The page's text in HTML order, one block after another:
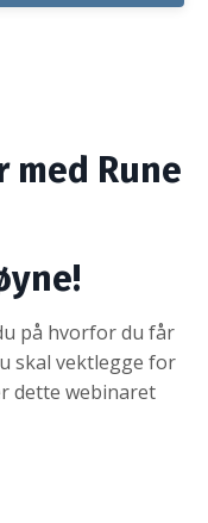
med Rune
på hvorfor du får
skal vektlegge for
dette webinaret